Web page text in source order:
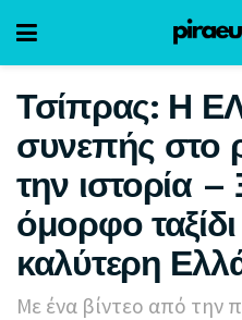
Τσίπρας: Η
συνεπής στο
την ιστορία –
όμορφο ταξίδι
καλύτερη
Με ένα βίντεο από την